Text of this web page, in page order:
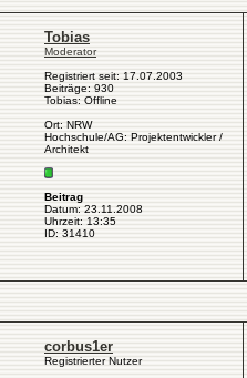
Tobias
Moderator
Registriert seit: 17.07.2003
Beiträge: 930
Tobias: Offline
Ort: NRW
Hochschule/AG: Projektentwickler /
Architekt
Beitrag
Datum: 23.11.2008
Uhrzeit: 13:35
ID: 31410
corbus1er
Registrierter Nutzer